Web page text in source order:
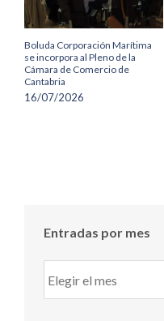
Boluda Corporación Marítima
se incorpora al Pleno de la
Cámara de Comercio de
Cantabria
16/07/2026
Entradas por mes
por